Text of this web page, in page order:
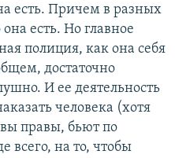
есть. Причем в разных
есть. Но главное
полиция, как она себя
достаточно
И ее деятельность
человека (хотя
правы, бьют по
всего, на то, чтобы